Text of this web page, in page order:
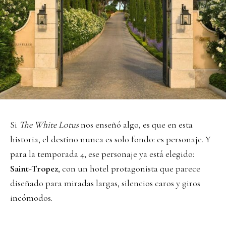
Si The White Lotusnos enseñó algo, es que en esta
historia, el destino nunca es solo fondo: es personaje. Y
para la temporada 4, ese personaje ya está elegido:
Saint-Tropez, con un hotel protagonista que parece
diseñado para miradas largas, silencios caros y giros
incómodos.